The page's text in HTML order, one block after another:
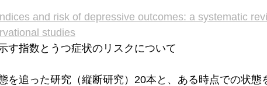
and risk of depressive outcomes: a systematic
studies
す指数とうつ症状のリスクについて
を追った研究（縦断研究）20本と、ある時点での状態